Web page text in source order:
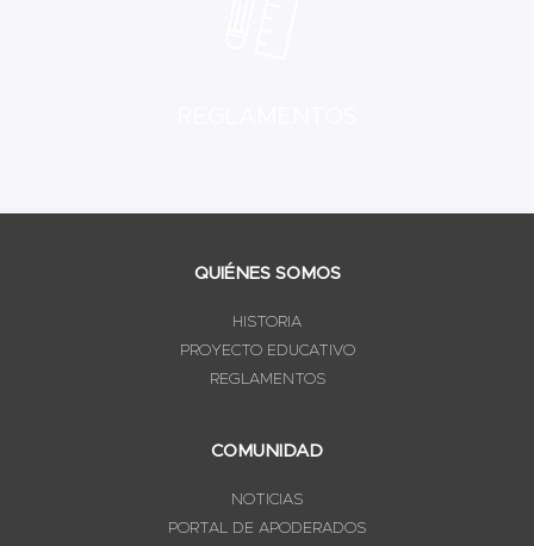
QUIÉNES SOMOS
HISTORIA
PROYECTO EDUCATIVO
REGLAMENTOS
COMUNIDAD
NOTICIAS
PORTAL DE APODERADOS